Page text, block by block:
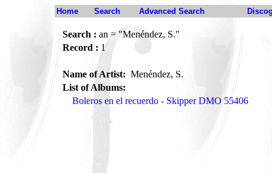
Home Search Advanced Search
Search : an = "Menéndez, S."
Record : 1
Name of Artist: Menéndez, S.
List of Albums:
Boleros en el recuerdo - Skipper DMO 55406